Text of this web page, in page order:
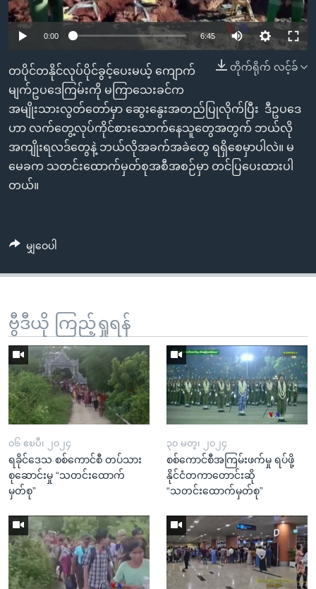
စာမျက်နှာ
ကြည့်
ရန်
ရှာဖွေ
ရန်
နေရာ
သို့
ကျော်
ဗွီအိုအေ လူမှုကွန်ယက်များ
ဘာသာစကားများ
0:00 6:45
တိုက်ရိုက် လင့်ခ်
တပိုင်တနိုင်လုပ်ပိုင်ခွင့်ပေးမယ့် ကျောက်
မျက်ဥပဒေကြမ်းကို မကြာသေးခင်က
အမျိုးသားလွတ်တော်မှာ ဆွေးနွေးအတည်ပြုလိုက်ပြီး ဒီဥပဒေ
ဟာ လက်တွေ့လုပ်ကိုင်စားသောက်နေသူတွေအတွက် ဘယ်လို
အကျိုးရလဒ်တွေနဲ့ ဘယ်လိုအခက်အခဲတွေ ရရှိစေမှာပါလဲ။ မ
မေခက သတင်းထောက်မှတ်စုအစီအစဉ်မှာ တင်ပြပေးထားပါ
တယ်။
မျှဝေပါ
ဗွီဒီယို ကြည့်ရှုရန်
၀၆ ဧၿပီ၊ ၂၀၂၄
ရခိုင်ဒေသ စစ်ကောင်စီ တပ်သား
စုဆောင်းမှု “သတင်းထောက်
မှတ်စု”
၃၀ မတ္၊ ၂၀၂၄
စစ်ကောင်စီအကြမ်းဖက်မှု ရပ်ဖို့
နိုင်ငံတကာတောင်းဆို
“သတင်းထောက်မှတ်စု”